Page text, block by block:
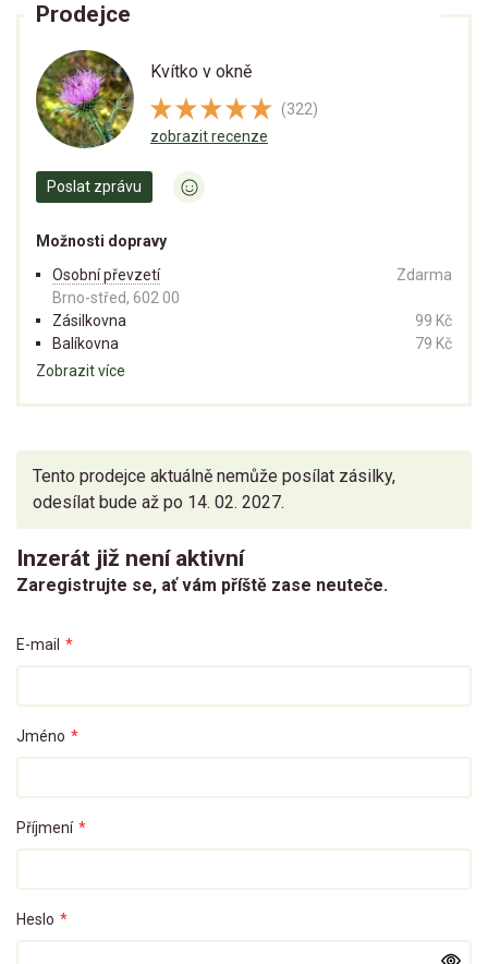
Prodejce
Kvítko v okně
(322)
zobrazit recenze
Poslat zprávu
Možnosti dopravy
Osobní převzetí
Brno-střed, 602 00
Zdarma
Zásilkovna
99 Kč
Balíkovna
79 Kč
Zobrazit více
Tento prodejce aktuálně nemůže posílat zásilky,
odesílat bude až po 14. 02. 2027.
Inzerát již není aktivní
Zaregistrujte se, ať vám příště zase neuteče.
E-mail *
Jméno *
Příjmení *
Heslo *